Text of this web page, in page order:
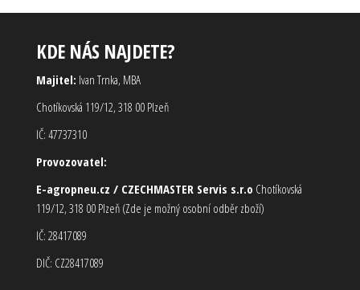
KDE NÁS NAJDETE?
Majitel: Ivan Trnka, MBA
Chotíkovská 119/12, 318 00 Plzeň
IČ: 47737310
Provozovatel:
E-agropneu.cz / CZECHMASTER Servis s.r.o Chotíkovská
119/12, 318 00 Plzeň (Zde je možný osobní odběr zboží)
IČ: 28417089
DIČ: CZ28417089